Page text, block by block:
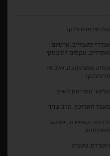
אלכסיי פדורצ'נקו
אנדריי סאבלייב, ארטיום
ואסילייב, מקסים לוז'בסקי
נטליה מסצ'נינובה, אלכסיי
פדורצ'נקו
אלישר חמידחודז'אייב
פאבל חאניוטין, הרב שניד
ולדימיר קומארוב, אצואו
מאצומוטו
רוטרדם, גוטברג